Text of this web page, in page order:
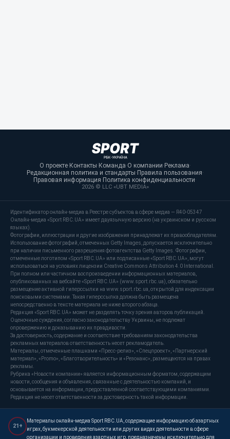
О проекте·Контакты·Команда·О компании·Реклама·
Редакционная политика и стандарты·Правила пользования·
Правовая информация·Политика конфиденциальности·
2026 © LLC «UBT MEDIA»
Идентификатор онлайн-медиа в Реестре субъектов в сфере медиа — R40-05347
Онлайн-медиа «Sport RBC.UA» имеет двуязычную версию (на украинском и русском
языках).
Фотографии, иллюстрации и другие изображения принадлежат их правообладателям.
Использование фотографий, отмеченных Getty Images, допускается исключительно
при наличии письменного разрешения фотоагентства Getty Images. Фотографии,
отмеченные логотипом «Sport RBC.UA» или подписанные «Sport RBC.UA», могут
использоваться на условиях лицензии Creative Commons Attribution 4.0 International.
При полном или частичном воспроизведении информационных материалов,
опубликованных на вебсайте «Sport RBC.UA» (www.sport.rbc.ua), обязательно
размещение активной гиперссылки на www.sport.rbc.ua, открытой для индексации
поисковыми системами. Такая гиперссылка должна быть размещена
непосредственно в тексте материала не ниже второго абзаца.
Редакция «Sport RBC.UA» может не разделять точку зрения авторов публикаций.
Оценочные суждения, согласно законодательству Украины, не подлежат
опровержению и доказыванию их правдивости.
За достоверность, содержание и соответствие требованиям законодательства
рекламных материалов ответственность несет рекламодатель.
Материалы, отмеченные плашками «Пресс-релиз», «Спецпроект», «Партнерский
материал», «Promo», «Благотворительность» и «Резонанс», размещаются на правах
рекламы.
Рубрика «Новости компании» является информационным форматом, содержащим
новости, сообщения и объявления, связанные с деятельностью компаний, и
основывается на информации, предоставленной соответствующими компаниями.
Редакция не несет ответственности за достоверность такой информации.
21+
Материалы онлайн-медиа Sport RBC.UA, содержащие информацию об азартных
играх, букмекерской деятельности или других видах деятельности в сфере
организации и проведения азартных игр, предназначены исключительно для